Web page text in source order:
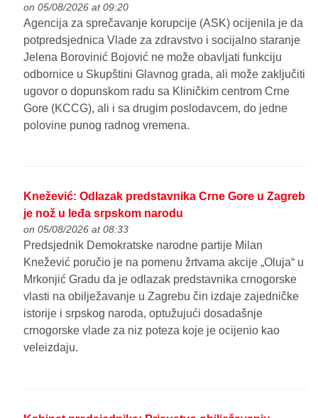
on 05/08/2026 at 09:20
Agencija za sprečavanje korupcije (ASK) ocijenila je da
potpredsjednica Vlade za zdravstvo i socijalno staranje
Jelena Borovinić Bojović ne može obavljati funkciju
odbornice u Skupštini Glavnog grada, ali može zaključiti
ugovor o dopunskom radu sa Kliničkim centrom Crne
Gore (KCCG), ali i sa drugim poslodavcem, do jedne
polovine punog radnog vremena.
Knežević: Odlazak predstavnika Crne Gore u Zagreb
je nož u leđa srpskom narodu
on 05/08/2026 at 08:33
Predsjednik Demokratske narodne partije Milan
Knežević poručio je na pomenu žrtvama akcije „Oluja“ u
Mrkonjić Gradu da je odlazak predstavnika crnogorske
vlasti na obilježavanje u Zagrebu čin izdaje zajedničke
istorije i srpskog naroda, optužujući dosadašnje
crnogorske vlade za niz poteza koje je ocijenio kao
veleizdaju.